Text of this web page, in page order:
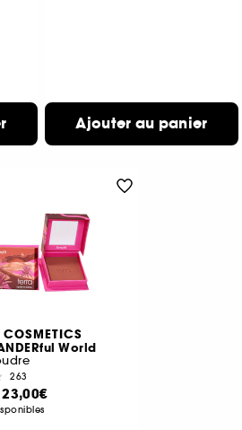
Ajouter au panier
COSMETICS
World
263
23,00€